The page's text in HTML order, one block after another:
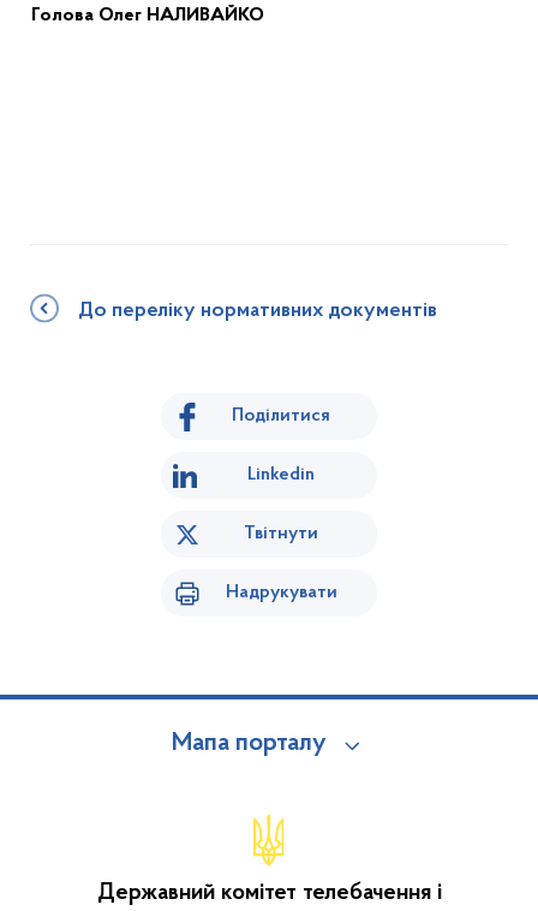
Голова Олег НАЛИВАЙКО
До переліку нормативних документів
Поділитися
Linkedin
Твітнути
Надрукувати
Мапа порталу
Державний комітет телебачення і